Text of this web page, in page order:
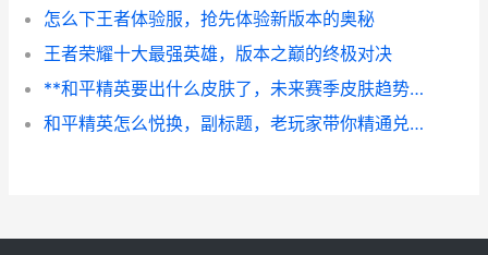
怎么下王者体验服，抢先体验新版本的奥秘
王者荣耀十大最强英雄，版本之巅的终极对决
**和平精英要出什么皮肤了，未来赛季皮肤趋势前瞻**
和平精英怎么悦换，副标题，老玩家带你精通兑换门道